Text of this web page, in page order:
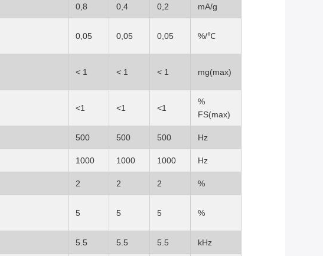
0,8 0,4 0,2 mA/g
0,05 0,05 0,05 %/℃
< 1 < 1 < 1 mg(max)
<1 <1 <1
%
FS(max)
500 500 500 Hz
1000 1000 1000 Hz
2 2 2 %
5 5 5 %
5.5 5.5 5.5 kHz